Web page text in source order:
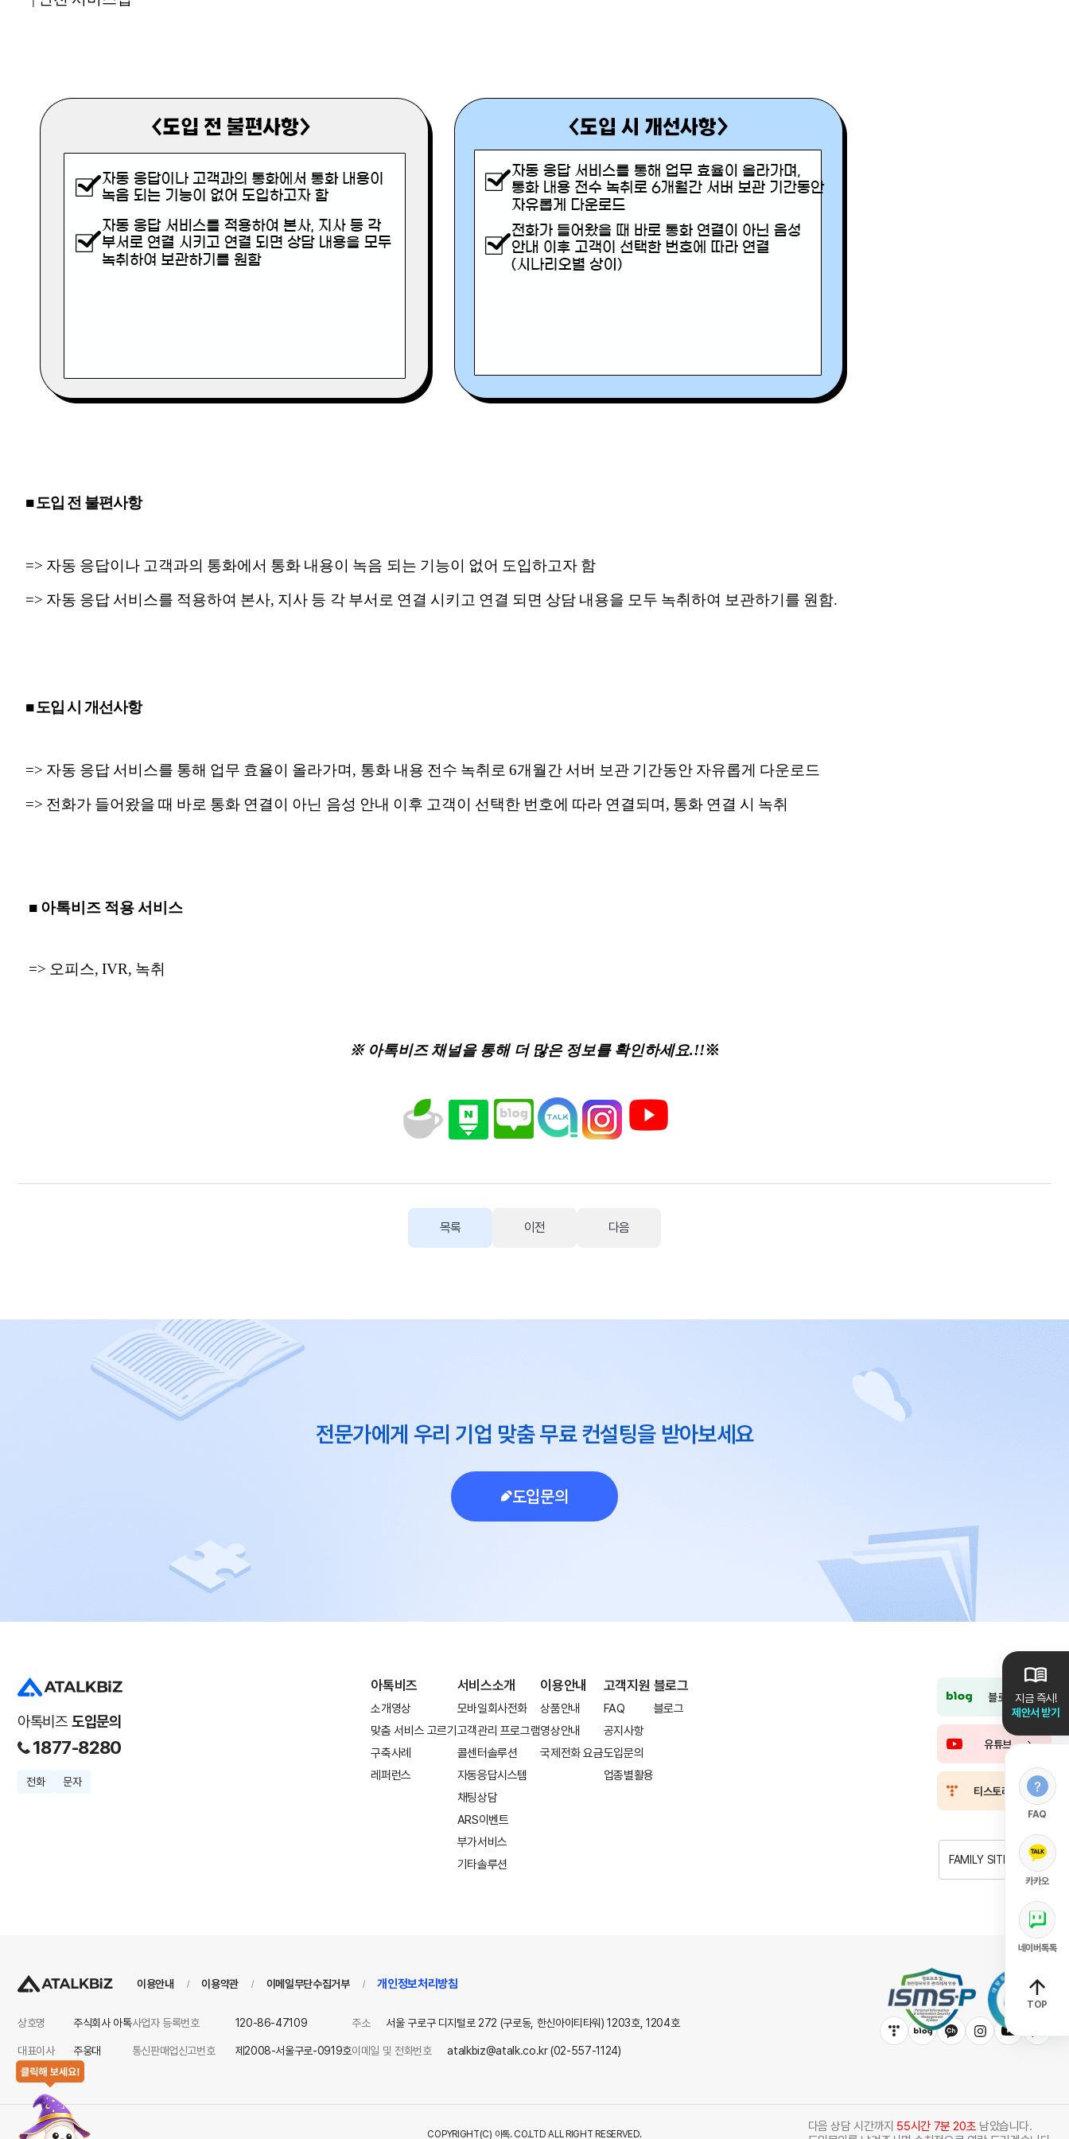
■ 도입 전 불편사항
=> 자동 응답이나 고객과의 통화에서 통화 내용이 녹음 되는 기능이 없어 도입하고자 함
=> 자동 응답 서비스를 적용하여 본사, 지사 등 각 부서로 연결 시키고 연결 되면 상담 내용을 모두 녹취하여 보관하기를 원함.
■ 도입 시 개선사항
=> 자동 응답 서비스를 통해 업무 효율이 올라가며, 통화 내용 전수 녹취로 6개월간 서버 보관 기간동안 자유롭게 다운로드
=> 전화가 들어왔을 때 바로 통화 연결이 아닌 음성 안내 이후 고객이 선택한 번호에 따라 연결되며, 통화 연결 시 녹취
■ 아톡비즈 적용 서비스
=> 오피스, IVR, 녹취
※ 아톡비즈 채널을 통해 더 많은 정보를 확인하세요.!!※
목록 이전 다음
다음 상담 시간까지 55시간 7분 19초남았습니다.
지금 즉시!
제안서 받기
FAQ
카카오
네이버톡톡
TOP
전문가에게 우리 기업 맞춤 무료 컨설팅을 받아보세요
도입문의
아톡비즈 도입문의
1877-8280
전화 문자
아톡비즈
소개영상
맞춤 서비스 고르기
구축사례
레퍼런스
서비스소개
모바일회사전화
고객관리 프로그램
콜센터솔루션
자동응답시스템
채팅상담
ARS이벤트
부가서비스
기타솔루션
이용안내
상품안내
영상안내
국제전화 요금
고객지원
FAQ
공지사항
도입문의
업종별활용
블로그
블로그
블로그
유튜브
티스토리
FAMILY SITE
이용안내 / 이용약관 / 이메일무단수집거부 / 개인정보처리방침
상호명 주식회사 아톡
대표이사 주웅대
사업자 등록번호 120-86-47109
통신판매업신고번호 제2008-서울구로-0919호
주소 서울 구로구 디지털로 272 (구로동, 한신아이티타워) 1203호, 1204호
이메일 및 전화번호 atalkbiz@atalk.co.kr (02-557-1124)
COPYRIGHT(C) 아톡. CO.LTD ALL RIGHT RESERVED.